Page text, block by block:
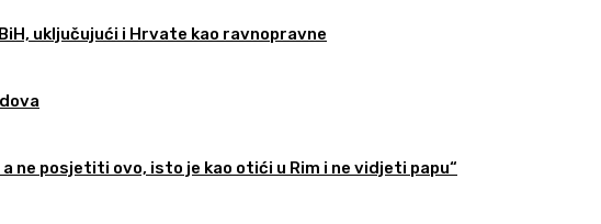
uključujući i Hrvate kao ravnopravne
ne posjetiti ovo, isto je kao otići u Rim i ne vidjeti papu“